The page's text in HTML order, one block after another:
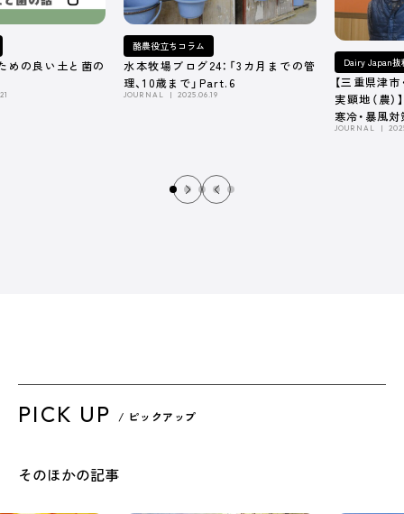
めの良い土と菌の
酪農役立ちコラム
水本牧場ブログ24：「3カ月までの管
理、10歳まで」Part.6
JOURNAL 2025.06.19
Dairy Japan抜
【三重県津
実顕地（農
寒冷・暴風対
JOURNAL
PICK UP / ピックアップ
そのほかの記事